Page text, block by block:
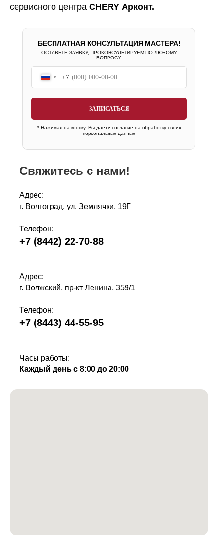
сервисного центра CHERY Арконт.
* Нажимая на кнопку, Вы даете согласие на обработку своих
персональных данных
БЕСПЛАТНАЯ КОНСУЛЬТАЦИЯ МАСТЕРА!
ОСТАВЬТЕ ЗАЯВКУ, ПРОКОНСУЛЬТИРУЕМ ПО ЛЮБОМУ
ВОПРОСУ.
+7
ЗАПИСАТЬСЯ
Свяжитесь с нами!
Адрес:
г. Волгоград, ул. Землячки, 19Г
Телефон:
+7 (8442) 22-70-88
Адрес:
г. Волжский, пр-кт Ленина, 359/1
Телефон:
+7 (8443) 44-55-95
Часы работы:
Каждый день с 8:00 до 20:00